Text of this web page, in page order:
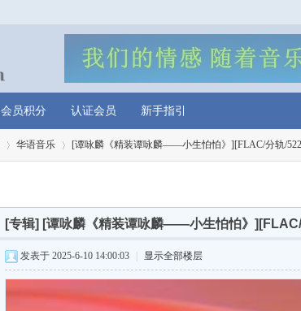
会员积分 认证会员 新手指引
华语音乐 [谭咏麟《精装谭咏麟——小生怕怕》][FLAC/分轨/
[专辑] [谭咏麟《精装谭咏麟——小生怕怕》
发表于 2025-6-10 14:00:03 显示全部楼层